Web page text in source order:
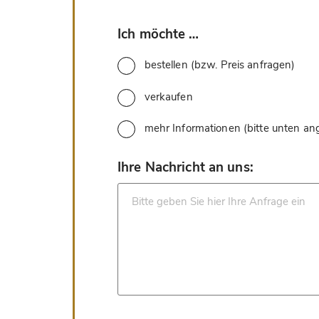
Ich möchte …
bestellen (bzw. Preis anfragen)
verkaufen
mehr Informationen (bitte unten
Ihre Nachricht an uns: